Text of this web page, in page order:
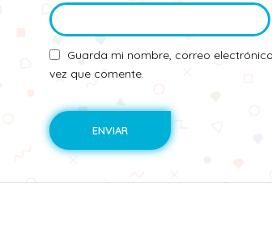
Guarda mi nombre, correo
vez que comente.